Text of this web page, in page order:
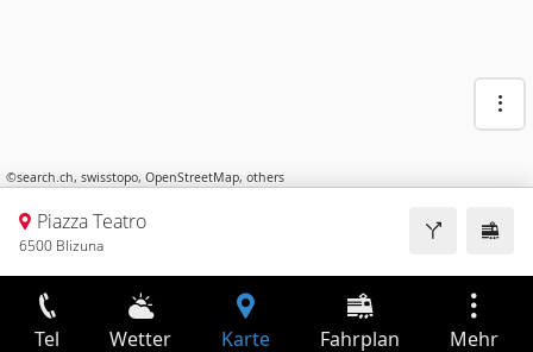
©search.ch, swisstopo, OpenStreetMap, others
Piazza Teatro
6500 Blizuna
Tel Wetter Karte Fahrplan Mehr